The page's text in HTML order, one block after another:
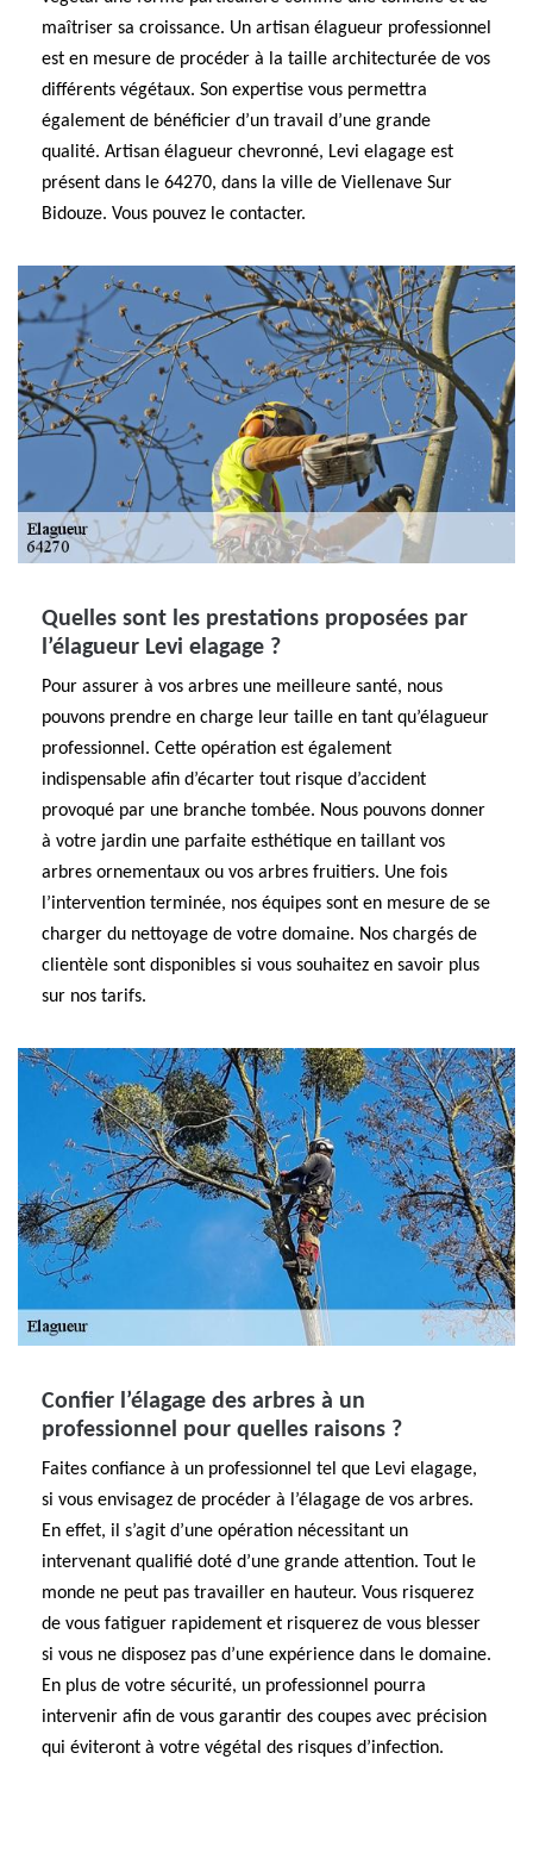
maîtriser sa croissance. Un artisan élagueur professionnel
est en mesure de procéder à la taille architecturée de vos
différents végétaux. Son expertise vous permettra
également de bénéficier d’un travail d’une grande
qualité. Artisan élagueur chevronné, Levi elagage est
présent dans le 64270, dans la ville de Viellenave Sur
Bidouze. Vous pouvez le contacter.
Quelles sont les prestations proposées par
l’élagueur Levi elagage ?
Pour assurer à vos arbres une meilleure santé, nous
pouvons prendre en charge leur taille en tant qu’élagueur
professionnel. Cette opération est également
indispensable afin d’écarter tout risque d’accident
provoqué par une branche tombée. Nous pouvons donner
à votre jardin une parfaite esthétique en taillant vos
arbres ornementaux ou vos arbres fruitiers. Une fois
l’intervention terminée, nos équipes sont en mesure de se
charger du nettoyage de votre domaine. Nos chargés de
clientèle sont disponibles si vous souhaitez en savoir plus
sur nos tarifs.
Confier l’élagage des arbres à un
professionnel pour quelles raisons ?
Faites confiance à un professionnel tel que Levi elagage,
si vous envisagez de procéder à l’élagage de vos arbres.
En effet, il s’agit d’une opération nécessitant un
intervenant qualifié doté d’une grande attention. Tout le
monde ne peut pas travailler en hauteur. Vous risquerez
de vous fatiguer rapidement et risquerez de vous blesser
si vous ne disposez pas d’une expérience dans le domaine.
En plus de votre sécurité, un professionnel pourra
intervenir afin de vous garantir des coupes avec précision
qui éviteront à votre végétal des risques d’infection.